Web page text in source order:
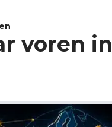
voren in